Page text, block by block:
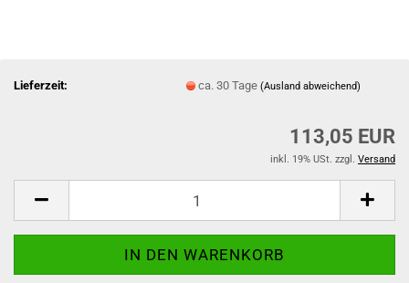
Lieferzeit: ca. 30 Tage(Ausland abweichend)
113,05 EUR
inkl. 19% USt. zzgl. Versand